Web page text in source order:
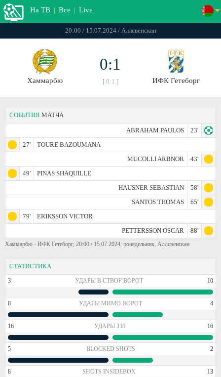
На ТВ | Все | Live
20:00 / 15.07.2024 / Аллсвенскан
Хаммарбю
0:1
[ 0:1 ] ИФК Гетеборг
СОБЫТИЯ МАТЧА
ABRAHAM PAULOS
23'
27'
TOURE BAZOUMANA
MUCOLLI ARBNOR
43'
49'
PINAS SHAQUILLE
HAUSNER SEBASTIAN
58'
SANTOS THOMAS
65'
79'
ERIKSSON VICTOR
PETTERSSON OSCAR
88'
Хаммарбю - ИФК Гетеборг, 20:00 / 15.07.2024, понедельник, Аллсвенскан
СТАТИСТИКА
3 УДАРЫ В СТВОР ВОРОТ 10
8 УДАРЫ МИМО ВОРОТ 4
16 УДАРЫ З.И. 16
5 BLOCKED SHOTS 2
8 SHOTS INSIDEBOX 13